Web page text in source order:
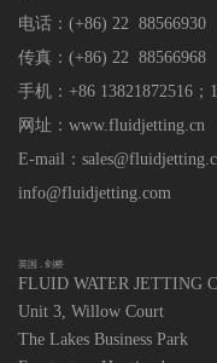
电话：(+86) 22 88566930
传真：(+86) 22 88566968
手机：+86 13821872516；
网址：www.fluidjetting.cn
E-mail：
info@fluidjetting.com
英国 . 剑桥
FLUID WATER JETTING
Unit 3, Willow Court
The Lakes Business Park